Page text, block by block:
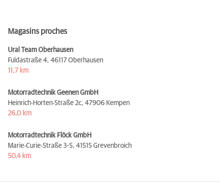
Magasins proches
Ural Team Oberhausen
Fuldastraße 4, 46117 Oberhausen
11,7 km
Motorradtechnik Geenen GmbH
Heinrich-Horten-Straße 2c, 47906 Kempen
26,0 km
Motorradtechnik Flöck GmbH
Marie-Curie-Straße 3-5, 41515 Grevenbroich
50,4 km